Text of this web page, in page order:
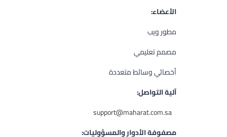
الأعضاء:
مطور ويب
مصمم تعليمي
أخصائي وسائط متعددة
آلية التواصل:
support@maharat.com.sa
مصفوفة الأدوار والمسؤوليات: